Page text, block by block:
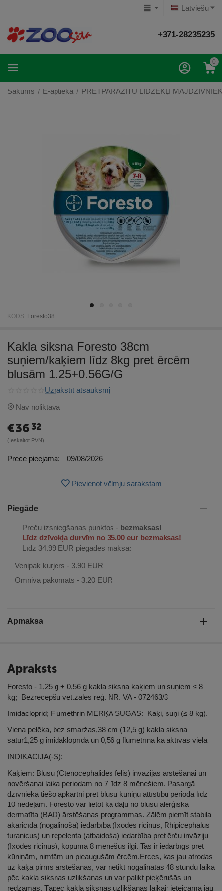
Latviešu
+371-28235235
0
Sākums / E-aptieka / PRETPARAZĪTU LĪDZEKĻI
KODS: Foresto38
Kakla siksna Foresto 38cm
suņiem/kaķiem līdz 8kg pret ērcēm
blusām 1.25+0.56G/G
Uzrakstīt atsauksmi
Nav noliktavā
€36 32
(Ieskaitot PVN)
Prece pieejama: 09/08/2026
Pievienot vēlmju sarakstam
Piegāde
Preču izsniegšanas punktos - bezmaksas!
Līdz dzīvokļa durvīm no 35.00 eur bezmaksas!
Līdz 34.99 EUR piegādes maksa:
Venipak kurjers - 3.90 EUR
Omniva pakomāts - 3.20 EUR
Apmaksa
Apraksts
Foresto - 1,25 g + 0,56 g kakla siksna kaķiem un suņiem ≤ 8
kg; Bezrecepšu vet.zāles reģ. NR. VA - 072463/3
Imidacloprid; Flumethrin MĒRĶA SUGAS: Kaķi, suņi (≤ 8 kg).
Viena pelēka, bez smaržas,38 cm (12,5 g) kakla siksna
satur1,25 g imidakloprīda un 0,56 g flumetrīna kā aktīvās viela
INDIKĀCIJA(-S):
Kaķiem: Blusu (Ctenocephalides felis) invāzijas ārstēšanai un
novēršanai laika periodam no 7 līdz 8 mēnešiem. Pasargā
dzīvnieka tiešo apkārtni pret blusu kūniņu attīstību periodā līdz
10 nedēļām. Foresto var lietot kā daļu no blusu alerģiskā
dermatīta (BAD) ārstēšanas programmas. Zālēm piemīt stabila
akaricīda (nogalinoša) iedarbība (Ixodes ricinus, Rhipicephalus
turanicus) un repelenta (atbaidoša) iedarbība pret ērču invāziju
(Ixodes ricinus), kopumā 8 mēnešus ilgi. Tas ir iedarbīgs pret
kūniņām, nimfām un pieaugušām ērcēm.Ērces, kas jau atrodas
uz kaķa pirms ārstēšanas, var netikt nogalinātas 48 stundu laikā
pēc kakla siksnas uzlikšanas un var palikt pieķērušās un
redzamas. Tāpēc kakla siksnas uzlikšanas laikāir ieteicama jau